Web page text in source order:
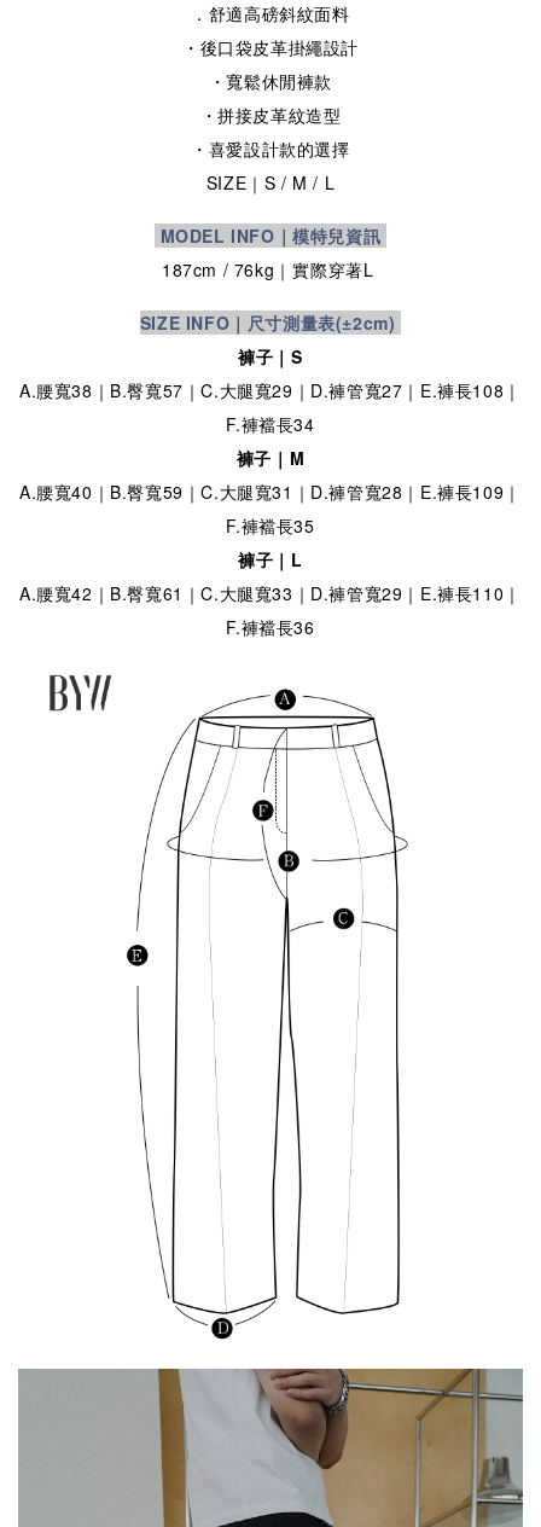
．舒適高磅斜紋面料
・後口袋皮革掛繩設計
・寬鬆休閒褲款
・拼接皮革紋造型
・喜愛設計款的選擇
SIZE ｜S / M / L
MODEL INFO｜模特兒資訊
187cm / 76kg｜實際穿著L
SIZE INFO｜尺寸測量表(±2cm)
褲子｜S
A.腰寬38｜B.臀寬57｜C.大腿寬29｜D.褲管寬27｜E.褲長108｜
F.褲襠長34
褲子｜M
A.腰寬40｜B.臀寬59｜C.大腿寬31｜D.褲管寬28｜E.褲長109｜
F.褲襠長35
褲子｜L
A.腰寬42｜B.臀寬61｜C.大腿寬33｜D.褲管寬29｜E.褲長110｜
F.褲襠長36